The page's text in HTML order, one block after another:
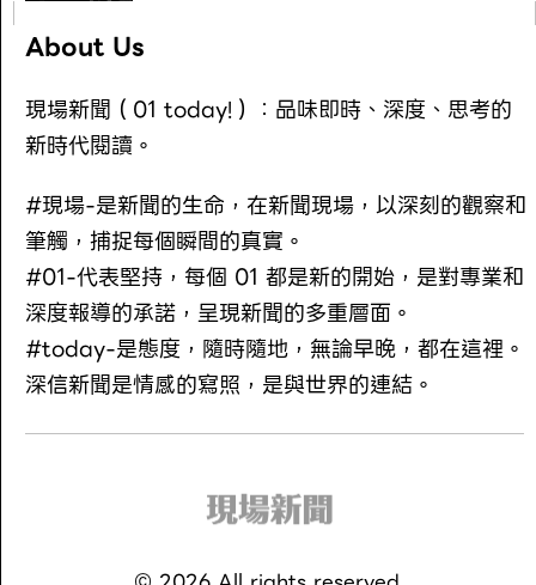
About Us
現場新聞（01 today!）：品味即時、深度、思考的
新時代閱讀。
#現場-是新聞的生命，在新聞現場，以深刻的觀察和
筆觸，捕捉每個瞬間的真實。
#01-代表堅持，每個 01 都是新的開始，是對專業和
深度報導的承諾，呈現新聞的多重層面。
#today-是態度，隨時隨地，無論早晚，都在這裡。
深信新聞是情感的寫照，是與世界的連結。